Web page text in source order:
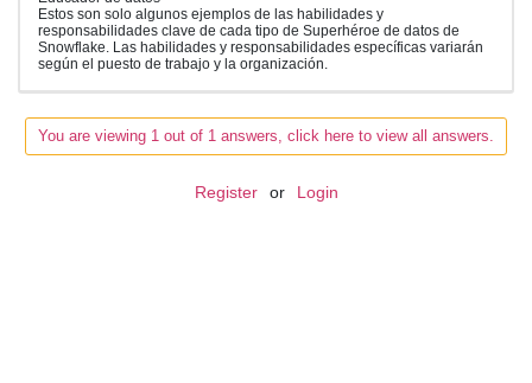
Estos son solo algunos ejemplos de las habilidades y
responsabilidades clave de cada tipo de Superhéroe de datos de
Snowflake. Las habilidades y responsabilidades específicas variarán
según el puesto de trabajo y la organización.
You are viewing 1 out of 1 answers, click here to view all answers.
Register or Login